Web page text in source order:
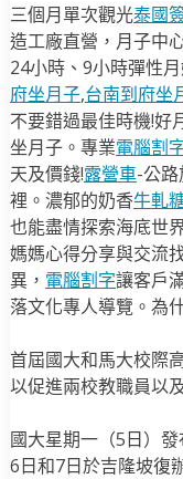
三個月單次觀光泰國
造工廠直營，月子中
24小時、9小時彈性
府坐月子,台南到府坐
不要錯過最佳時機!好
坐月子。專業電腦割
天及價錢!露營車-公路
裡。濃郁的奶香牛軋
也能盡情探索海底世
媽媽心得分享與交流
異， 電腦割字讓客戶
落文化專人導覽。為
首屆國大和馬大校際
以促進兩校教職員以
國大星期一（5日）
6日和7日於吉隆坡復